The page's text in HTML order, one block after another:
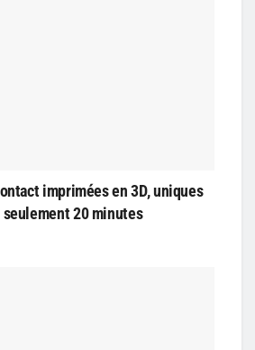
imprimées en 3D, uniques
seulement 20 minutes